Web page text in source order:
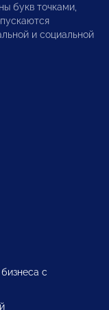
букв точками,
и социальной
с